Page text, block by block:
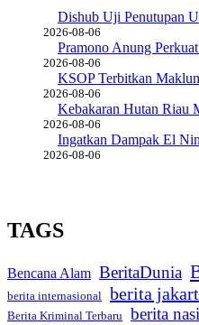
Dishub Uji Penutupan
2026-08-06
Pramono Anung
2026-08-06
KSOP Terbitkan
2026-08-06
Kebakaran Hutan Riau
2026-08-06
Ingatkan Dampak El
2026-08-06
TAGS
Bencana Alam BeritaDunia
berita internasional berita
Berita Kriminal Terbaru berita